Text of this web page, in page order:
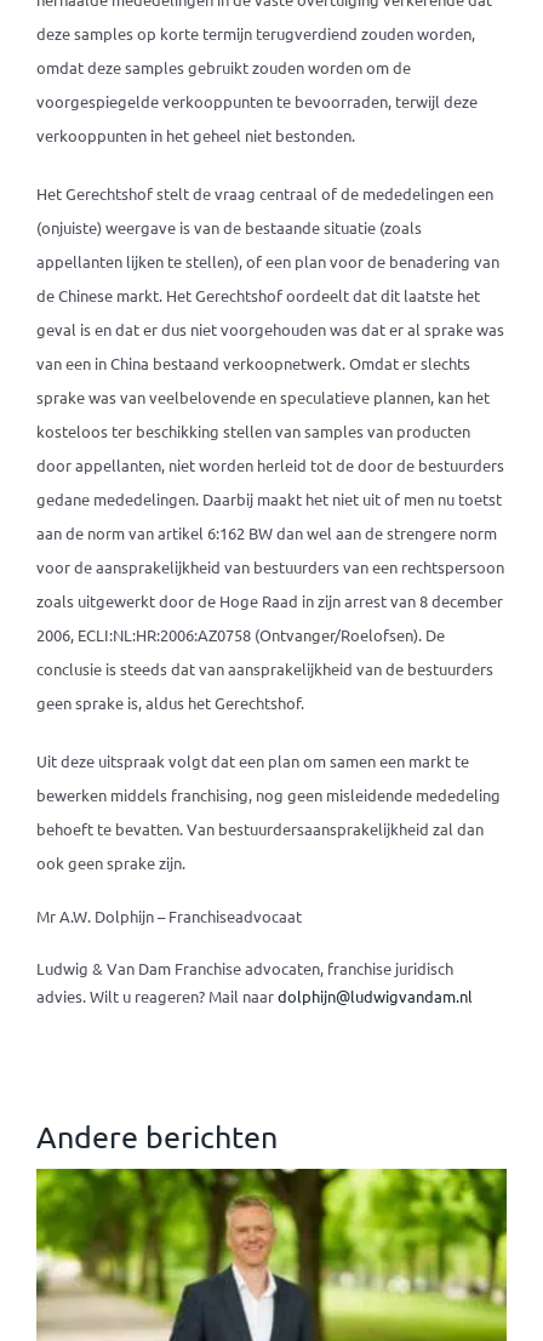
deze samples op korte termijn terugverdiend zouden worden,
omdat deze samples gebruikt zouden worden om de
voorgespiegelde verkooppunten te bevoorraden, terwijl deze
verkooppunten in het geheel niet bestonden.
Het Gerechtshof stelt de vraag centraal of de mededelingen een
(onjuiste) weergave is van de bestaande situatie (zoals
appellanten lijken te stellen), of een plan voor de benadering van
de Chinese markt. Het Gerechtshof oordeelt dat dit laatste het
geval is en dat er dus niet voorgehouden was dat er al sprake was
van een in China bestaand verkoopnetwerk. Omdat er slechts
sprake was van veelbelovende en speculatieve plannen, kan het
kosteloos ter beschikking stellen van samples van producten
door appellanten, niet worden herleid tot de door de bestuurders
gedane mededelingen. Daarbij maakt het niet uit of men nu toetst
aan de norm van artikel 6:162 BW dan wel aan de strengere norm
voor de aansprakelijkheid van bestuurders van een rechtspersoon
zoals uitgewerkt door de Hoge Raad in zijn arrest van 8 december
2006, ECLI:NL:HR:2006:AZ0758 (Ontvanger/Roelofsen). De
conclusie is steeds dat van aansprakelijkheid van de bestuurders
geen sprake is, aldus het Gerechtshof.
Uit deze uitspraak volgt dat een plan om samen een markt te
bewerken middels franchising, nog geen misleidende mededeling
behoeft te bevatten. Van bestuurdersaansprakelijkheid zal dan
ook geen sprake zijn.
Mr A.W. Dolphijn – Franchiseadvocaat
Ludwig & Van Dam Franchise advocaten, franchise juridisch
advies.Wilt u reageren? Mail naardolphijn@ludwigvandam.nl
Andere berichten